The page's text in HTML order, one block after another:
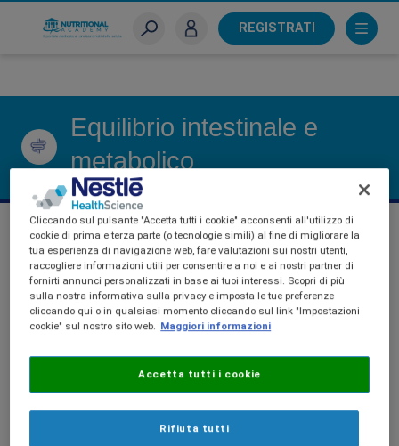
REGISTRATI
Equilibrio intestinale e
metabolico
EQUILIBRIO INTESTINALE E
METABOLICO
Cliccando sul pulsante "Accetta tutti i cookie" acconsenti all'utilizzo di
cookie di prima e terza parte (o tecnologie simili) al fine di migliorare la
tua esperienza di navigazione web, fare valutazioni sui nostri utenti,
raccogliere informazioni utili per consentire a noi e ai nostri partner di
fornirti annunci personalizzati in base ai tuoi interessi. Scopri di più
sulla nostra informativa sulla privacy e imposta le tue preferenze
cliccando qui o in qualsiasi momento cliccando sul link "Impostazioni
cookie" sul nostro sito web. Maggiori informazioni
Rifiuta tutti
Accetta tutti i cookie